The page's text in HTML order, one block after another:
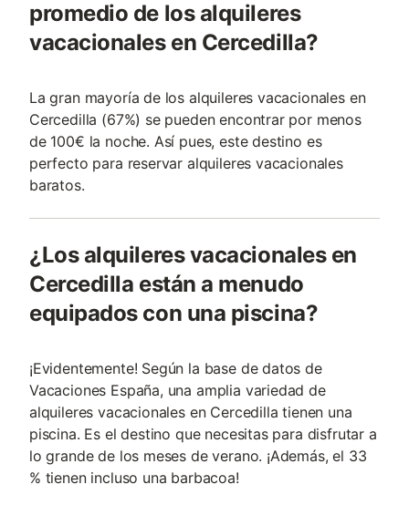
promedio de los alquileres
vacacionales en Cercedilla?
La gran mayoría de los alquileres vacacionales en
Cercedilla (67%) se pueden encontrar por menos
de 100€ la noche. Así pues, este destino es
perfecto para reservar alquileres vacacionales
baratos.
¿Los alquileres vacacionales en
Cercedilla están a menudo
equipados con una piscina?
¡Evidentemente! Según la base de datos de
Vacaciones España, una amplia variedad de
alquileres vacacionales en Cercedilla tienen una
piscina. Es el destino que necesitas para disfrutar a
lo grande de los meses de verano. ¡Además, el 33
% tienen incluso una barbacoa!